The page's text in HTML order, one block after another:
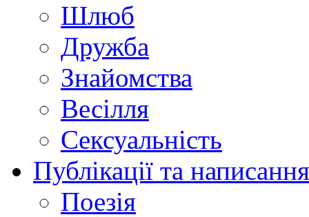
Шлюб
Дружба
Знайомства
Весілля
Сексуальність
Публікації та
Поезія